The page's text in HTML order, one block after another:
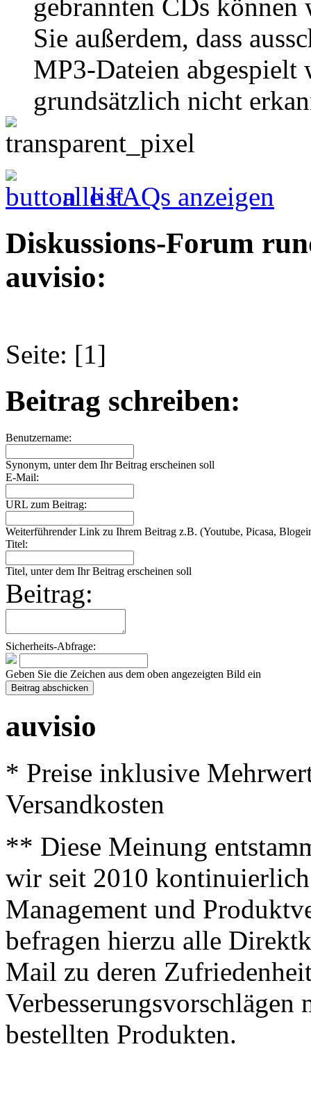
gebrannten CDs
Sie außerdem, dass
MP3-Dateien abgespielt
grundsätzlich nicht
alle FAQs anzeigen
Diskussions-Forum
auvisio:
Seite: [1]
Beitrag schreiben:
Benutzername:
Synonym, unter dem Ihr Beitrag erscheinen soll
E-Mail:
URL zum Beitrag:
Weiterführender Link zu Ihrem Beitrag z.B. (Youtube, Picasa,
Titel:
Titel, unter dem Ihr Beitrag erscheinen soll
Beitrag:
Sicherheits-Abfrage:
Geben Sie die Zeichen aus dem oben angezeigten Bild ein
auvisio
* Preise inklusive
Versandkosten
** Diese Meinung
wir seit 2010
Management und
befragen hierzu alle
Mail zu deren
bestellten Produkten.